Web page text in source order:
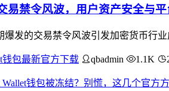
易禁令风波，用户资产安全与平
爆发的交易禁令风波引发加密货币行
钱包最新官方下载 qbadmin 1.1K